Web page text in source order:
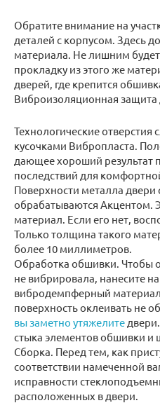
Обратите внимание на
деталей с корпусом. Здесь
материала. Не лишним
прокладку из этого же
дверей, где крепится
Виброизоляционная защита
Технологические отверстия
кусочками Вибропласта.
дающее хороший результат
последствий для
Поверхности металла
обрабатываются Акцентом.
материал. Если его нет,
Только толщина такого
более 10 миллиметров.
Обработка обшивки. Чтобы
не вибрировала, нанесите
вибродемпферный
поверхность оклеивать не
вы заметно утяжелите
стыка элементов обшивки и
Сборка. Перед тем, как
соответствии намеченной
исправности
расположенных в двери.